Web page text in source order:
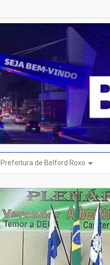
de Belford Roxo